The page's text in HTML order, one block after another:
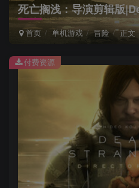
死亡搁浅：导演剪辑版
首页 单机游戏 冒险 正文
付费资源